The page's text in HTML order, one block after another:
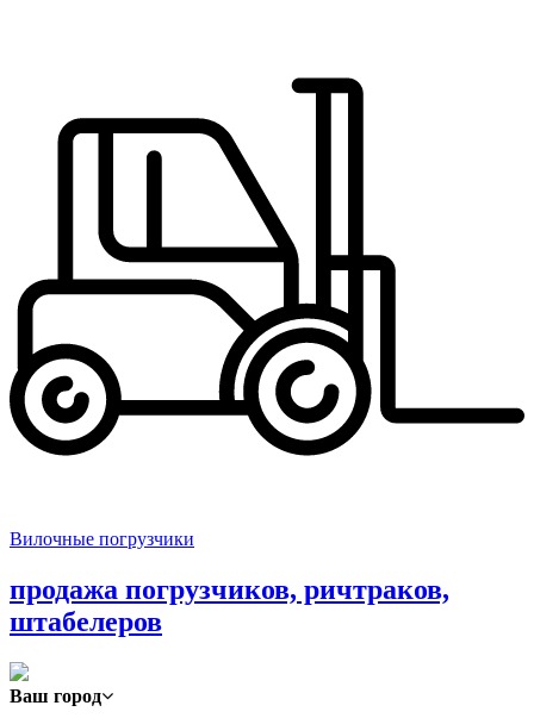
Вилочные погрузчики
продажа погрузчиков, ричтраков,
штабелеров
Ваш город